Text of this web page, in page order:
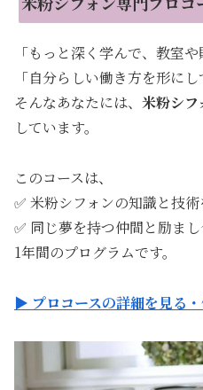
「もっと深く学んで、教室
「自分らしい働き方を形にし
そんなあなたには、 米粉シフ
しています。
このコースは、
✅ 米粉シフォンの知識と技
✅ 同じ夢を持つ仲間と励まし
1年間のプログラムです。
▶ プロコースの詳細を見る